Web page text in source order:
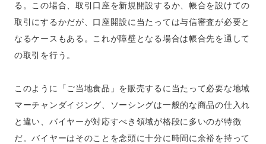
る。この場合、取引口座を新規開設するか、帳合を設けての
取引にするかだが、口座開設に当たっては与信審査が必要と
なるケースもある。これが障壁となる場合は帳合先を通して
の取引を行う。
このように「ご当地食品」を販売するに当たって必要な地域
マーチャンダイジング、ソーシングは一般的な商品の仕入れ
と違い、バイヤーが対応すべき領域が格段に多いのが特徴
だ。バイヤーはそのことを念頭に十分に時間に余裕を持って